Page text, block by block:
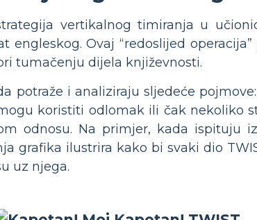
vertikalnog timiranja u
engleskog. Ovaj “redoslijed
tumačenju dijela književnosti.
potraže i analiziraju sljedeće
koristiti odlomak ili čak nekoliko
odnosu. Na primjer, kada ispituju
grafika ilustrira kako bi svaki dio
uz njega.